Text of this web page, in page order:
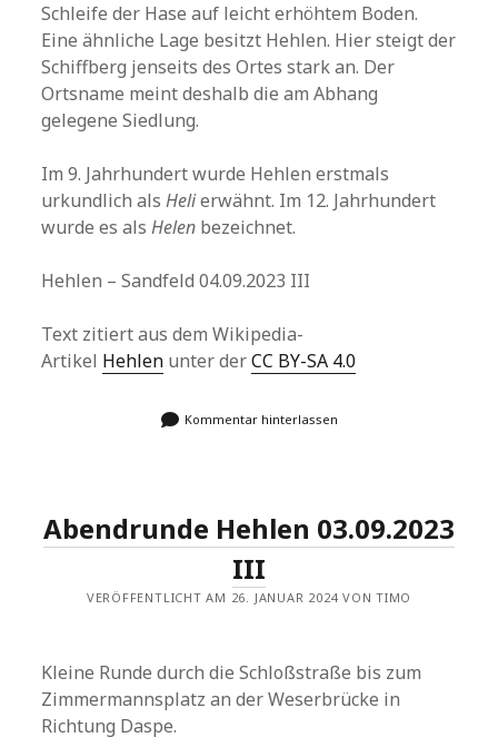
Schleife der Hase auf leicht erhöhtem Boden.
Eine ähnliche Lage besitzt Hehlen. Hier steigt der
Schiffberg jenseits des Ortes stark an. Der
Ortsname meint deshalb die am Abhang
gelegene Siedlung.
Im 9. Jahrhundert wurde Hehlen erstmals
urkundlich alsHelierwähnt. Im 12. Jahrhundert
wurde es alsHelen bezeichnet.
Hehlen – Sandfeld 04.09.2023 III
Text zitiert aus dem Wikipedia-
Artikel Hehlen unter derCC BY-SA 4.0
Kommentar hinterlassen
Abendrunde Hehlen 03.09.2023
III
VERÖFFENTLICHT AM 26. JANUAR 2024 VON TIMO
Kleine Runde durch die Schloßstraße bis zum
Zimmermannsplatz an der Weserbrücke in
Richtung Daspe.